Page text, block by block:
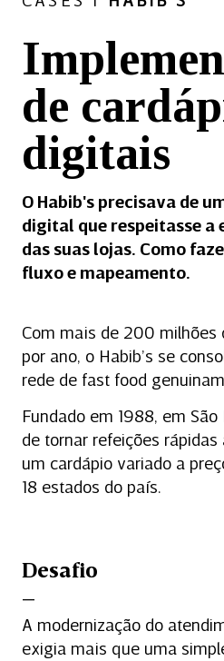
de
digitais
O Habib's precisava de
digital que respeitasse a
das suas lojas. Como
fluxo e mapeamento.
Com mais de 200 milhões
por ano, o Habib’s se
rede de fast food
Fundado em 1988, em
de tornar refeições
um cardápio variado a
18 estados do país.
Desafio
A modernização do
exigia mais que uma